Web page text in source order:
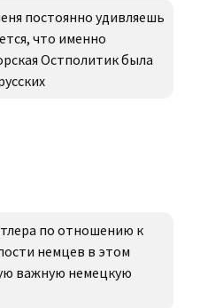
постоянно удивляешь
что именно
Остполитик была
по отношению к
немцев в этом
важную немецкую